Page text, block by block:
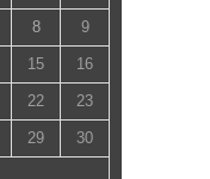
8 9
15 16
22 23
29 30